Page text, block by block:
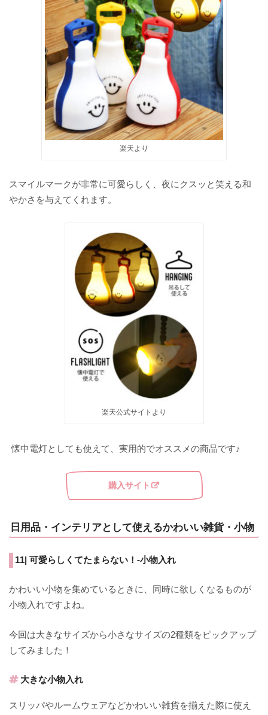
楽天より
スマイルマークが非常に可愛らしく、夜にクスッと笑える和
やかさを与えてくれます。
楽天公式サイトより
懐中電灯としても使えて、実用的でオススメの商品です♪
購入サイト
日用品・インテリアとして使えるかわいい雑貨・小物
11| 可愛らしくてたまらない！-小物入れ
かわいい小物を集めているときに、同時に欲しくなるものが
小物入れですよね。
今回は大きなサイズから小さなサイズの2種類をピックアップ
してみました！
大きな小物入れ
スリッパやルームウェアなどかわいい雑貨を揃えた際に使え